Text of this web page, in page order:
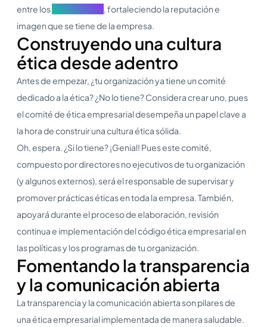
entre los
, fortaleciendo la reputación e
imagen que se tiene de la empresa.
Construyendo una cultura
ética desde adentro
Antes de empezar, ¿tu organización ya tiene un comité
dedicado a la ética? ¿No lo tiene? Considera crear uno, pues
el comité de ética empresarial desempeña un papel clave a
la hora de construir una cultura ética sólida.
Oh, espera. ¿Si lo tiene? ¡Genial! Pues este comité,
compuesto por directores no ejecutivos de tu organización
(y algunos externos), será el responsable de supervisar y
promover prácticas éticas en toda la empresa. También,
apoyará durante el proceso de elaboración, revisión
continua e implementación del código ética empresarial en
las políticas y los programas de tu organización.
Fomentando la transparencia
y la comunicación abierta
La transparencia y la comunicación abierta son pilares de
una ética empresarial implementada de manera saludable.